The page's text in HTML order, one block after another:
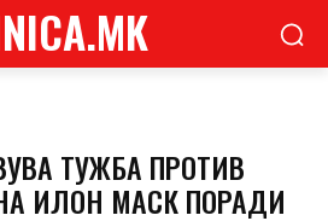
ТУЖБА ПРОТИВ
ИЛОН МАСК ПОРАДИ